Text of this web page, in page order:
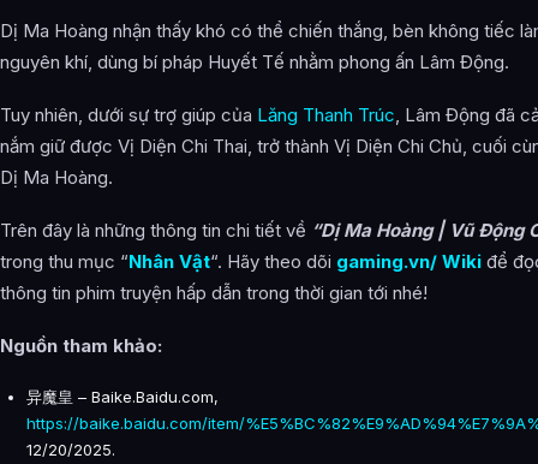
Dị Ma Hoàng nhận thấy khó có thể chiến thắng, bèn không tiếc
nguyên khí, dùng bí pháp Huyết Tế nhằm phong ấn Lâm Động.
Tuy nhiên, dưới sự trợ giúp của Lăng Thanh Trúc , Lâm Động đã
nắm giữ được Vị Diện Chi Thai, trở thành Vị Diện Chi Chủ, cuối
Dị Ma Hoàng.
Trên đây là những thông tin chi tiết về “Dị Ma Hoàng | Vũ Động
trong thu mục “Nhân Vật“. Hãy theo dõi gaming.vn/ Wiki để
thông tin phim truyện hấp dẫn trong thời gian tới nhé!
Nguồn tham khảo:
异魔皇 – Baike.Baidu.com,
https://baike.baidu.com/item/
12/20/2025.